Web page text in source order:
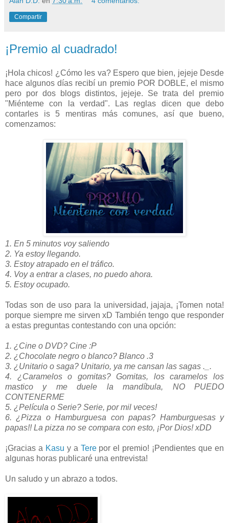
Compartir
¡Premio al cuadrado!
¡Hola chicos! ¿Cómo les va? Espero que bien, jejeje Desde
hace algunos días recibí un premio POR DOBLE, el mismo
pero por dos blogs distintos, jejeje. Se trata del premio
"Miénteme con la verdad". Las reglas dicen que debo
contarles is 5 mentiras más comunes, así que bueno,
comenzamos:
1. En 5 minutos voy saliendo
2. Ya estoy llegando.
3. Estoy atrapado en el tráfico.
4. Voy a entrar a clases, no puedo ahora.
5. Estoy ocupado.
Todas son de uso para la universidad, jajaja, ¡Tomen nota!
porque siempre me sirven xD También tengo que responder
a estas preguntas contestando con una opción:
1. ¿Cine o DVD? Cine :P
2. ¿Chocolate negro o blanco? Blanco .3
3. ¿Unitario o saga? Unitario, ya me cansan las sagas ._.
4. ¿Caramelos o gomitas? Gomitas, los caramelos los
mastico y me duele la mandíbula, NO PUEDO
CONTENERME
5. ¿Película o Serie? Serie, por mil veces!
6. ¿Pizza o Hamburguesa con papas? Hamburguesas y
papas!! La pizza no se compara con esto, ¡Por Dios! xDD
¡Gracias a Kasu y a Terepor el premio! ¡Pendientes que en
algunas horas publicaré una entrevista!
Un saludo y un abrazo a todos.